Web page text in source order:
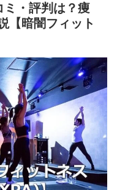
ミ・評判は？痩
【暗闇フィット